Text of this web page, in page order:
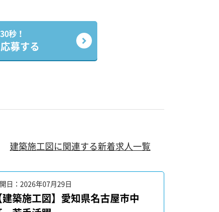
秒！
募する
建築施工図に関連する新着求人一覧
日：2026年07月29日
建築施工図】愛知県名古屋市中